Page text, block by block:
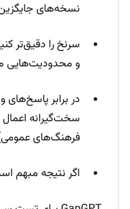
نسخه‌های
سرنخ را دقیق‌تر
و محدودیت‌هایی
در برابر پاسخ‌های
سخت‌گیرانه اعمال
فرهنگ‌های
اگر نتیجه مبهم